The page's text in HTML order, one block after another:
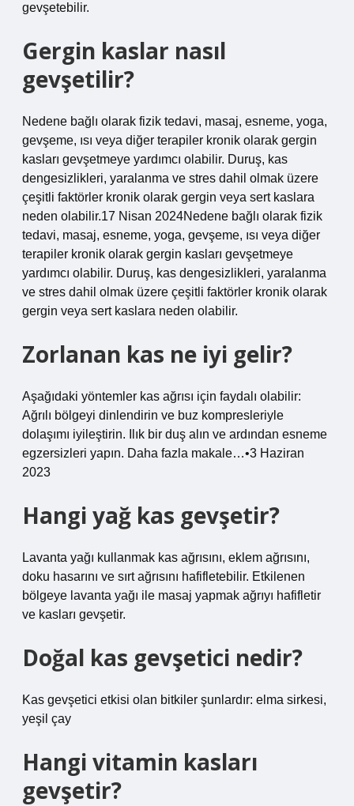
gevşetebilir.
Gergin kaslar nasıl
gevşetilir?
Nedene bağlı olarak fizik tedavi, masaj, esneme, yoga,
gevşeme, ısı veya diğer terapiler kronik olarak gergin
kasları gevşetmeye yardımcı olabilir. Duruş, kas
dengesizlikleri, yaralanma ve stres dahil olmak üzere
çeşitli faktörler kronik olarak gergin veya sert kaslara
neden olabilir.17 Nisan 2024Nedene bağlı olarak fizik
tedavi, masaj, esneme, yoga, gevşeme, ısı veya diğer
terapiler kronik olarak gergin kasları gevşetmeye
yardımcı olabilir. Duruş, kas dengesizlikleri, yaralanma
ve stres dahil olmak üzere çeşitli faktörler kronik olarak
gergin veya sert kaslara neden olabilir.
Zorlanan kas ne iyi gelir?
Aşağıdaki yöntemler kas ağrısı için faydalı olabilir:
Ağrılı bölgeyi dinlendirin ve buz kompresleriyle
dolaşımı iyileştirin. Ilık bir duş alın ve ardından esneme
egzersizleri yapın. Daha fazla makale…•3 Haziran
2023
Hangi yağ kas gevşetir?
Lavanta yağı kullanmak kas ağrısını, eklem ağrısını,
doku hasarını ve sırt ağrısını hafifletebilir. Etkilenen
bölgeye lavanta yağı ile masaj yapmak ağrıyı hafifletir
ve kasları gevşetir.
Doğal kas gevşetici nedir?
Kas gevşetici etkisi olan bitkiler şunlardır: elma sirkesi,
yeşil çay
Hangi vitamin kasları
gevşetir?